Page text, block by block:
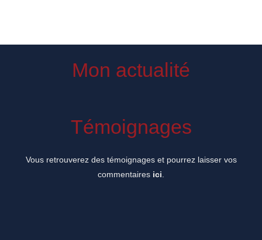
Mon actualité
Témoignages
Vous retrouverez des témoignages et pourrez laisser vos
commentaires ici